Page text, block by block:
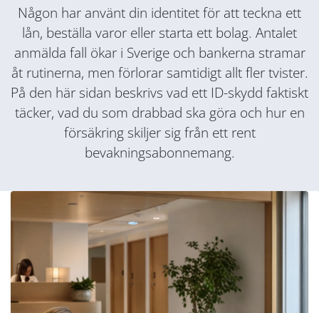
Någon har använt din identitet för att teckna ett
lån, beställa varor eller starta ett bolag. Antalet
anmälda fall ökar i Sverige och bankerna stramar
åt rutinerna, men förlorar samtidigt allt fler tvister.
På den här sidan beskrivs vad ett ID-skydd faktiskt
täcker, vad du som drabbad ska göra och hur en
försäkring skiljer sig från ett rent
bevakningsabonnemang.